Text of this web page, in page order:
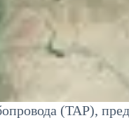
(TAP),